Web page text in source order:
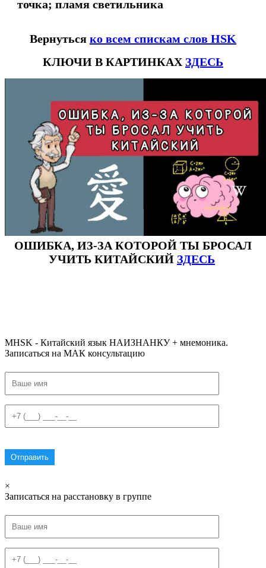
точка; пламя светильника
Вернуться ко всем спискам слов HSK
КЛЮЧИ В КАРТИНКАХ ЗДЕСЬ
ОШИБКА, ИЗ-ЗА КОТОРОЙ ТЫ БРОСАЛ
УЧИТЬ КИТАЙСКИЙ ЗДЕСЬ
MHSK - Китайский язык НАИЗНАНКУ + мнемоника.
Записаться на МАК консультацию
×
Записаться на расстановку в группе